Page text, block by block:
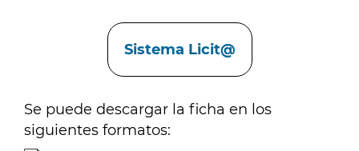
Sistema Licit@
Se puede descargar la ficha en los
siguientes formatos: